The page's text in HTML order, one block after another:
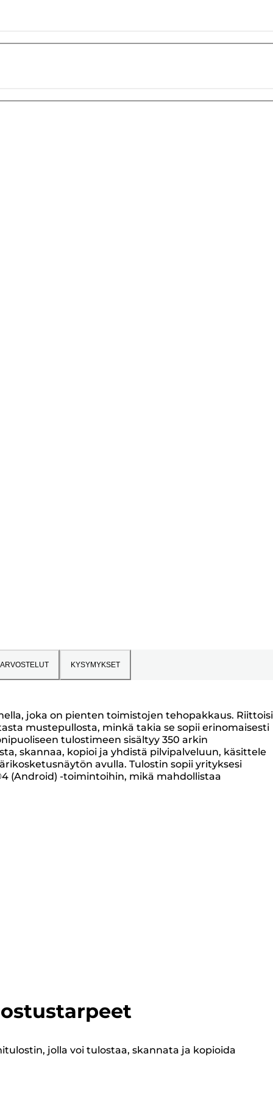
ARVOSTELUT KYSYMYKSET
joka on pienten toimistojen tehopakkaus.
mustepullosta, minkä takia se sopii erinomaisesti
tulostimeen sisältyy 350 arkin
skannaa, kopioi ja yhdistä pilvipalveluun, käsittele
avulla. Tulostin sopii yrityksesi
(Android) -toimintoihin, mikä mahdollistaa
jolla voi tulostaa, skannata ja kopioida